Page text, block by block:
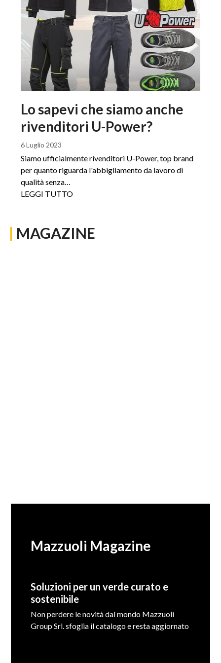
Lo sapevi che siamo anche
rivenditori U-Power?
6 Luglio 2023
Siamo ufficialmente rivenditori U-Power, top brand
per quanto riguarda l'abbigliamento da lavoro di
qualità senza…
LEGGI TUTTO
| MAGAZINE
Mazzuoli Magazine
Soluzioni per un verde curato e
sostenibile
Non perdere le novità dal mondo Mazzuoli
Group Srl. sfoglia il catalogo e resta aggiornato